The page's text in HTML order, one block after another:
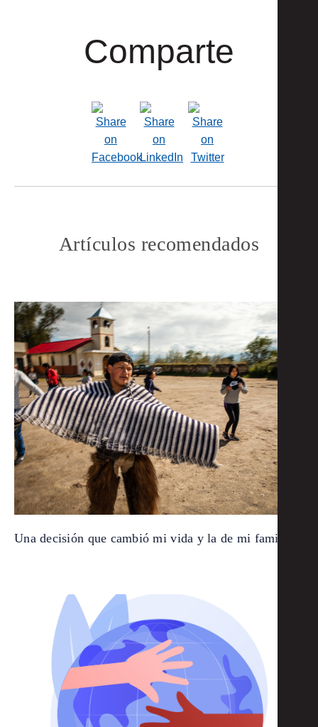
Comparte
Artículos recomendados
Una decisión que cambió mi vida y la de mi familia